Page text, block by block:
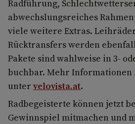
Radführung,
abwechslungsreiches
viele weitere Extras.
Rücktransfers werden
Pakete sind wahlweise in 3-
buchbar. Mehr Informationen
unter velovista.at.
Radbegeisterte können jetzt
Gewinnspiel mitmachen und